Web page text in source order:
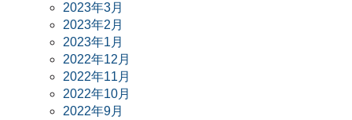
2023年3月
2023年2月
2023年1月
2022年12月
2022年11月
2022年10月
2022年9月